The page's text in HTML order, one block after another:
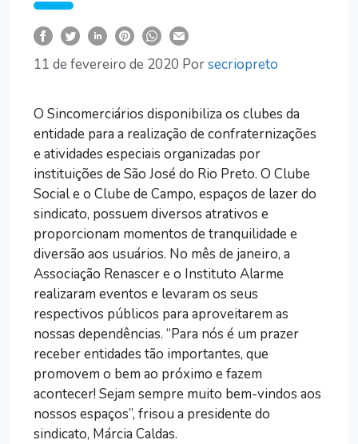
11 de fevereiro de 2020 Porsecriopreto
O Sincomerciários disponibiliza os clubes da
entidade para a realização de confraternizações
e atividades especiais organizadas por
instituições de São José do Rio Preto. O Clube
Social e o Clube de Campo, espaços de lazer do
sindicato, possuem diversos atrativos e
proporcionam momentos de tranquilidade e
diversão aos usuários. No mês de janeiro, a
Associação Renascer e o Instituto Alarme
realizaram eventos e levaram os seus
respectivos públicos para aproveitarem as
nossas dependências. “Para nós é um prazer
receber entidades tão importantes, que
promovem o bem ao próximo e fazem
acontecer! Sejam sempre muito bem-vindos aos
nossos espaços”, frisou a presidente do
sindicato, Márcia Caldas.